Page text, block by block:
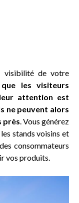
visibilité de votre
les visiteurs
attention est
ne peuvent alors
près. Vous générez
stands voisins et
consommateurs
vos produits.